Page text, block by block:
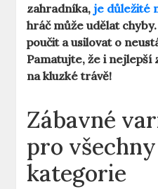
zahradníka,je důležité
hráč může udělat
poučit a usilovat o
Pamatujte, že i nejlepší
na kluzké trávě!
Zábavné
pro
kategorie